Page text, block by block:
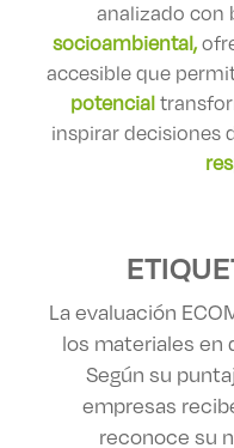
analizado con
socioambiental,
accesible que
potencial
inspirar decisiones
La evaluación
los materiales en
Según su
empresas
reconoce su